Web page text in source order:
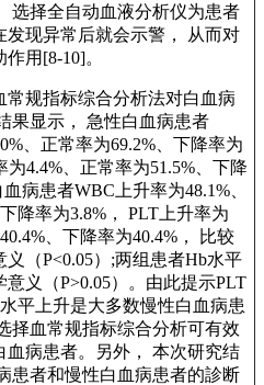
选择全自动血液分析仪为患者
发现异常后就会示警， 从而对
用[8-10]。
规指标综合分析法对白血病
果显示， 急性白血病患者
、正常率为69.2%、下降率为
为4.4%、正常率为51.5%、下降
病患者WBC上升率为48.1%、
降率为3.8%， PLT上升率为
、下降率为40.4%， 比较
（P<0.05）;两组患者Hb水平
意义（P>0.05）。由此提示PLT
平上升是大多数慢性白血病患
择血常规指标综合分析可有效
血病患者。另外， 本次研究结
患者和慢性白血病患者的診断